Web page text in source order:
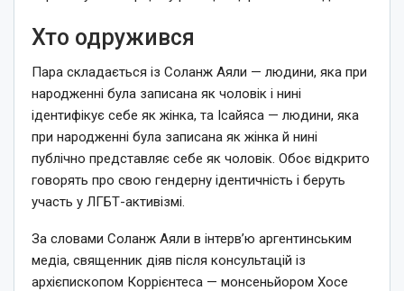
Хто одружився
Пара складається із Соланж Аяли — людини, яка при
народженні була записана як чоловік і нині
ідентифікує себе як жінка, та Ісайяса — людини, яка
при народженні була записана як жінка й нині
публічно представляє себе як чоловік. Обоє відкрито
говорять про свою гендерну ідентичність і беруть
участь у ЛГБТ-активізмі.
За словами Соланж Аяли в інтерв’ю аргентинським
медіа, священник діяв після консультацій із
архієпископом Коррієнтеса — монсеньйором Хосе